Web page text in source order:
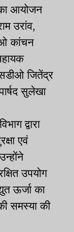
का आयोजन
उरांव,
कांचन
जितेंद्र
सुलेखा
द्वारा
एवं
उपयोग
ऊर्जा का
समस्या की